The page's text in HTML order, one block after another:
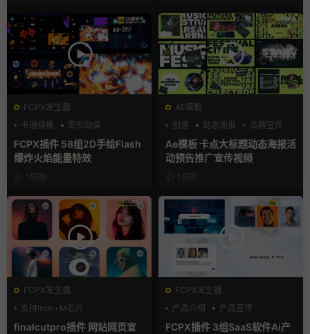
FCPX发生器
卡通模板
图形动画
手绘风
FCPX插件 58组2D手绘Flash
爆炸火焰能量特效
1周前
AE模板
创意
动态海报 品牌宣传
Ae模板 卡点大标题动态海报活
动预告推广宣传视频
1周前
FCPX发生器
支持Intel+M芯片
finalcutpro插件 网站网页宣
FCPX发生器
产品介绍
产品宣传
产品展示
FCPX插件 3组SaaS软件Ai产